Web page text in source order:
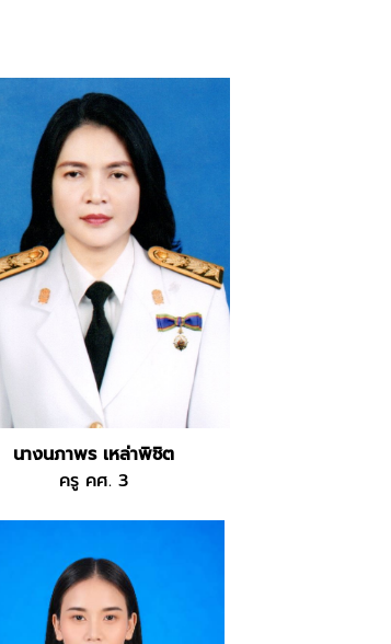
นางนภาพร เหล่าพิชิต
ครู คศ. 3